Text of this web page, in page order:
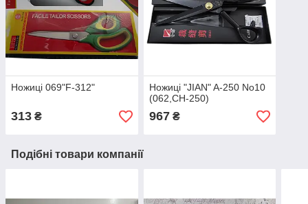
Ножиці 069"F-312"
313 ₴
Ножиці "JIAN" A-250 No10
(062,СН-250)
967₴
Подібні товари компанії